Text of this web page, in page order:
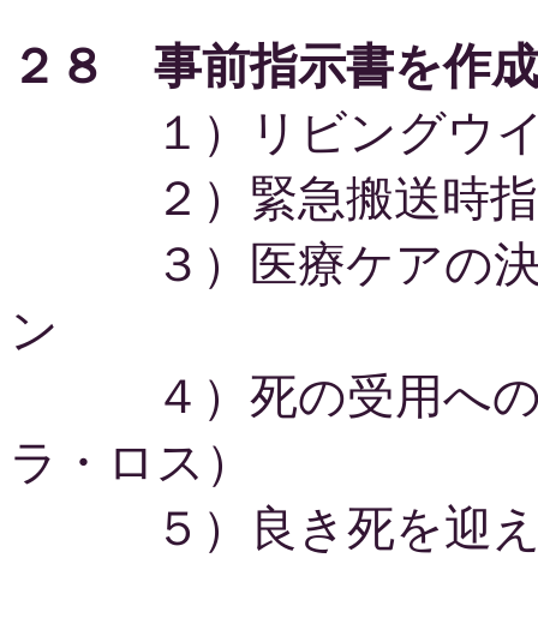
２８ 事前指示書を作
１）リビングウイ
２）緊急搬送時指
３）医療ケアの決
ン
４）死の受用への
ラ・ロス）
５）良き死を迎え